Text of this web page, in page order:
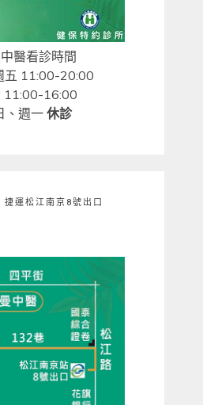
醫看診時間
五 11:00-20:00
11:00-16:00
、週一 休診
運松江南京8號出口